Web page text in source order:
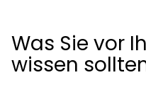
Was Sie vor
wissen